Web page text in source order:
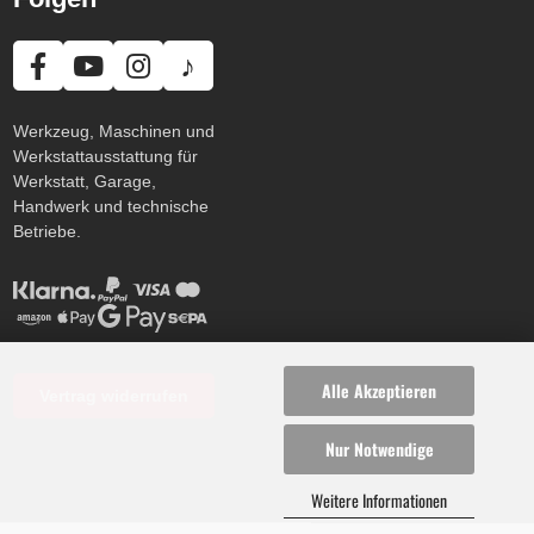
Alle Akzeptieren
Nur Notwendige
Weitere Informationen
♪
Werkzeug, Maschinen und
Werkstattausstattung für
Werkstatt, Garage,
Handwerk und technische
Betriebe.